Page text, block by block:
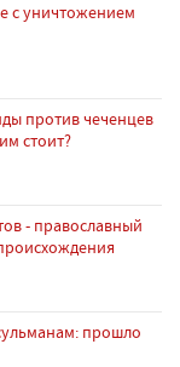
с уничтожением
против чеченцев
стоит?
- православный
прошло